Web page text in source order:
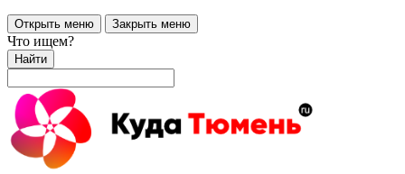
Открыть меню Закрыть меню
Что ищем?
Найти